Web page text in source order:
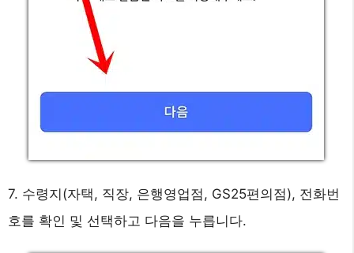
7. 수령지(자택, 직장, 은행영업점, GS25편의점), 전화번
호를 확인 및 선택하고 다음을 누릅니다.